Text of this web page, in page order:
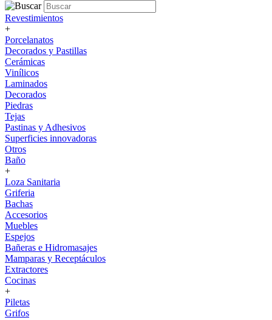
Revestimientos
+
Porcelanatos
Decorados y Pastillas
Cerámicas
Vinílicos
Laminados
Decorados
Piedras
Tejas
Pastinas y Adhesivos
Superficies innovadoras
Otros
Baño
+
Loza Sanitaria
Griferia
Bachas
Accesorios
Muebles
Espejos
Bañeras e Hidromasajes
Mamparas y Receptáculos
Extractores
Cocinas
+
Piletas
Grifos